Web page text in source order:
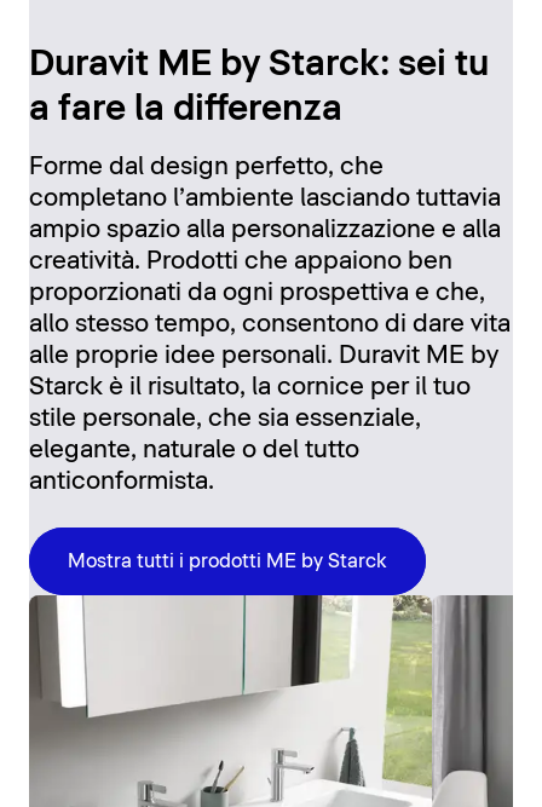
Duravit ME by Starck: sei tu
a fare la differenza
Forme dal design perfetto, che
completano l’ambiente lasciando tuttavia
ampio spazio alla personalizzazione e alla
creatività. Prodotti che appaiono ben
proporzionati da ogni prospettiva e che,
allo stesso tempo, consentono di dare vita
alle proprie idee personali. Duravit ME by
Starck è il risultato, la cornice per il tuo
stile personale, che sia essenziale,
elegante, naturale o del tutto
anticonformista.
Mostra tutti i prodotti ME by Starck